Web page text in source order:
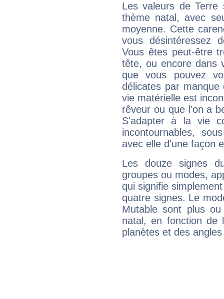
Les valeurs de Terre
thème natal, avec
moyenne. Cette
vous désintéressez
Vous êtes peut-être
tête, ou encore dans
que vous pouvez
délicates par
vie matérielle est
rêveur ou que l'on a
S'adapter à la vie
incontournables,
avec elle d'une façon
Les douze signes
groupes ou modes,
qui signifie
quatre signes. Le
Mutable sont plus
natal, en fonction de
planètes et des